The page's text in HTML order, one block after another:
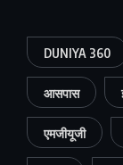
DUNIYA 360
आसपास
एमजीयूजी